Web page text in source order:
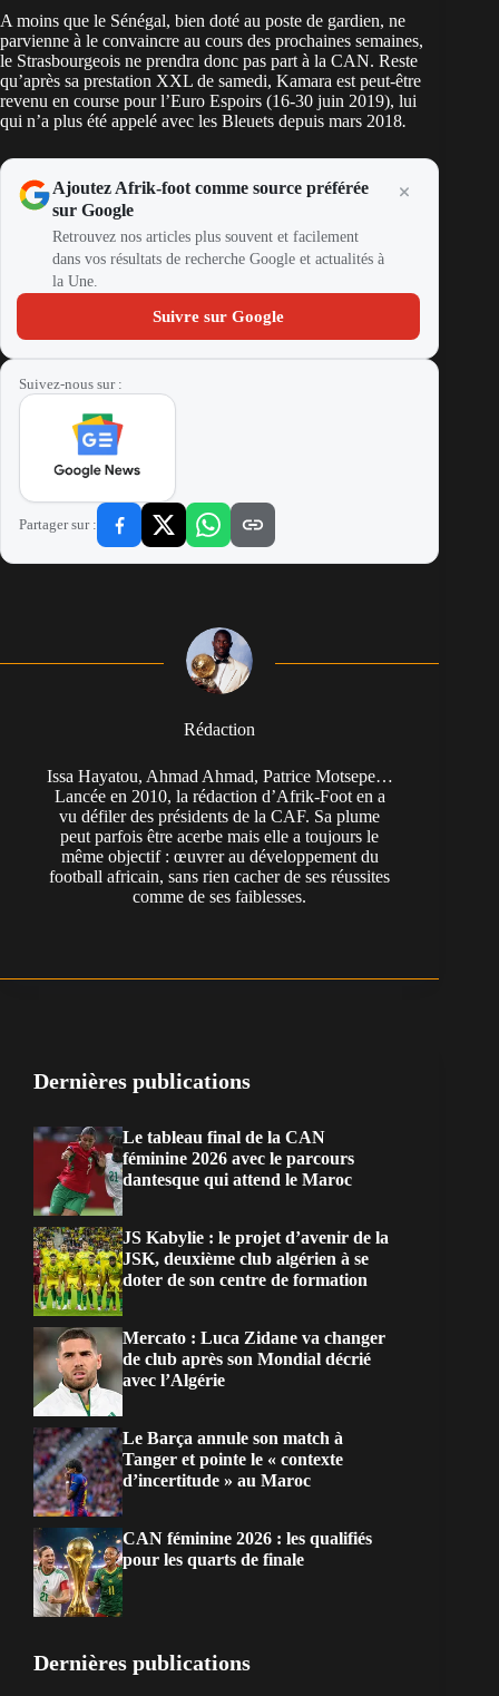
A moins que le Sénégal, bien doté au poste de gardien, ne
parvienne à le convaincre au cours des prochaines semaines,
le Strasbourgeois ne prendra donc pas part à la CAN. Reste
qu’après sa prestation XXL de samedi, Kamara est peut-être
revenu en course pour l’Euro Espoirs (16-30 juin 2019), lui
qui n’a plus été appelé avec les Bleuets depuis mars 2018.
Ajoutez Afrik-foot comme source préférée
sur Google
Retrouvez nos articles plus souvent et facilement
dans vos résultats de recherche Google et actualités à
la Une.
Suivre sur Google
Suivez-nous sur :
Partager sur :
Rédaction
Issa Hayatou, Ahmad Ahmad, Patrice Motsepe…
Lancée en 2010, la rédaction d’Afrik-Foot en a
vu défiler des présidents de la CAF. Sa plume
peut parfois être acerbe mais elle a toujours le
même objectif : œuvrer au développement du
football africain, sans rien cacher de ses réussites
comme de ses faiblesses.
Dernières publications
Le tableau final de la CAN
féminine 2026 avec le parcours
dantesque qui attend le Maroc
JS Kabylie : le projet d’avenir de la
JSK, deuxième club algérien à se
doter de son centre de formation
Mercato : Luca Zidane va changer
de club après son Mondial décrié
avec l’Algérie
Le Barça annule son match à
Tanger et pointe le « contexte
d’incertitude » au Maroc
CAN féminine 2026 : les qualifiés
pour les quarts de finale
Dernières publications